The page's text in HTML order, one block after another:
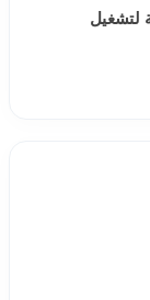
لتشغيل